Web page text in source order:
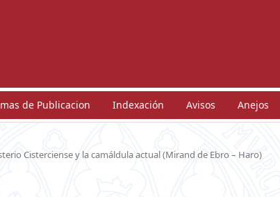
de Publicacion Indexación Avisos Anejos
Cisterciense y la camáldula actual (Mirand de Ebro – Haro)